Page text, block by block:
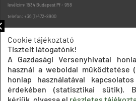
levélcím: 1534 Budapest Pf.: 958
telefon: +36 (1) 472-8900
Cookie tájékoztató
Tisztelt látogatónk!
A Gazdasági Versenyhivatal
használ a weboldal működtetése
honlap használatával
érdekében (statisztikai sütik).